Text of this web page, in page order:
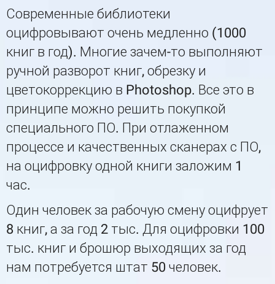
Современные библиотеки
оцифровывают очень медленно (1000
книг в год). Многие зачем-то выполняют
ручной разворот книг, обрезку и
цветокоррекцию в Photoshop. Все это в
принципе можно решить покупкой
специального ПО. При отлаженном
процессе и качественных сканерах с ПО,
на оцифровку одной книги заложим 1
час.
Один человек за рабочую смену оцифрует
8 книг, а за год 2 тыс. Для оцифровки 100
тыс. книг и брошюр выходящих за год
нам потребуется штат 50 человек.